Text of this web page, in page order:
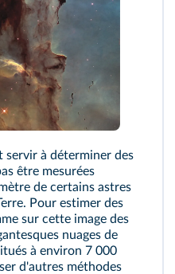
Heritage Team/Wikimedia
servir à déterminer des
être mesurées
de certains astres
Pour estimer des
sur cette image des
nuages de
à environ 7 000
d'autres méthodes